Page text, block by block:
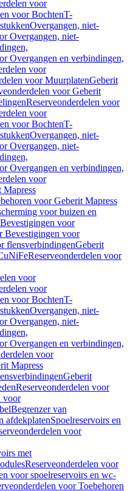
voor
voor BochtenT-
Overgangen, niet-
Overgangen, niet-
Overgangen en verbindingen,
voor
voor MuurplatenGeberit
voor Geberit
Reserveonderdelen voor
voor
voor BochtenT-
Overgangen, niet-
Overgangen, niet-
Overgangen en verbindingen,
voor
Mapress
voor Geberit Mapress
voor buizen en
Bevestigingen voor
Bevestigingen voor
flensverbindingenGeberit
Reserveonderdelen voor
voor
voor
voor BochtenT-
Overgangen, niet-
Overgangen, niet-
Overgangen en verbindingen,
voor
Mapress
Geberit
Reserveonderdelen voor
voor
Begrenzer van
afdekplatenSpoelreservoirs en
voor
met
Reserveonderdelen voor
voor spoelreservoirs en wc-
voor Toebehoren